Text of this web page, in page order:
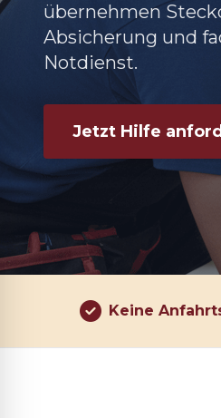
übernehmen
Absicherung und
Notdienst.
Jetzt Hilfe
Keine